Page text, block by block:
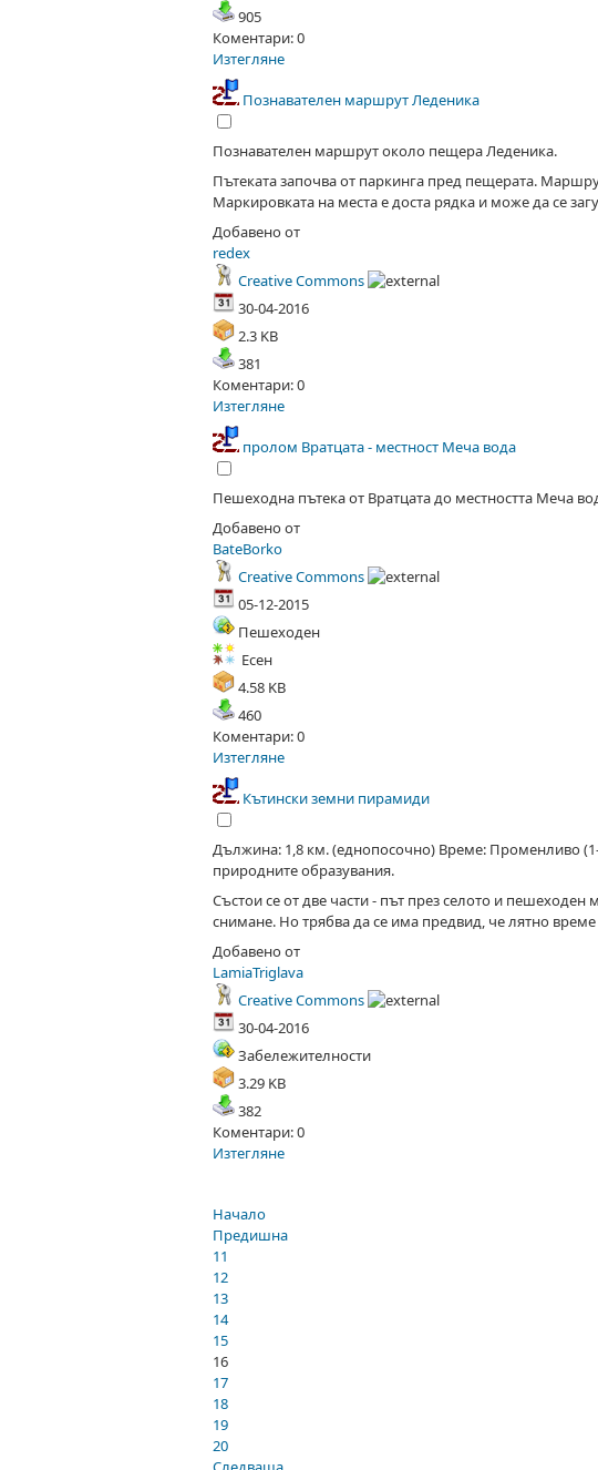
905
Коментари: 0
Изтегляне
Познавателен маршрут Леденика
Познавателен маршрут около пещера Леденика.
Пътеката започва от паркинга пред пещерата.
Маркировката на места е доста рядка и може да се
Добавено от
redex
Creative Commons
30-04-2016
2.3 KB
381
Коментари: 0
Изтегляне
пролом Вратцата - местност Меча вода
Пешеходна пътека от Вратцата до местността Меча
Добавено от
BateBorko
Creative Commons
05-12-2015
Пешeходен
Есен
4.58 KB
460
Коментари: 0
Изтегляне
Кътински земни пирамиди
Дължина: 1,8 км. (еднопосочно) Време: Променливо
природните образувания.
Състои се от две части - път през селото и
снимане. Но трябва да се има предвид, че лятно време
Добавено от
LamiaTriglava
Creative Commons
30-04-2016
Забележителности
3.29 KB
382
Коментари: 0
Изтегляне
Начало
Предишна
11
12
13
14
15
16
17
18
19
20